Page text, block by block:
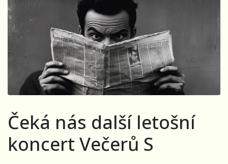
Čeká nás další letošní
koncert Večerů S